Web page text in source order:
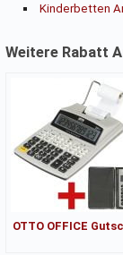
Kinderbetten
Weitere Rabatt
OTTO OFFICE